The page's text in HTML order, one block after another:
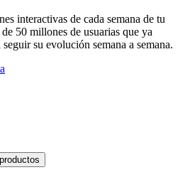
interactivas de cada semana de tu
50 millones de usuarias que ya
su evolución semana a semana.
y cumplen con la política de
en forma de reseñas de productos y